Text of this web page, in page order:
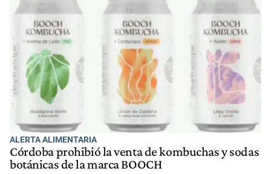
ALERTA ALIMENTARIA
Córdoba prohibió la venta de kombuchas y sodas
botánicas de la marca BOOCH